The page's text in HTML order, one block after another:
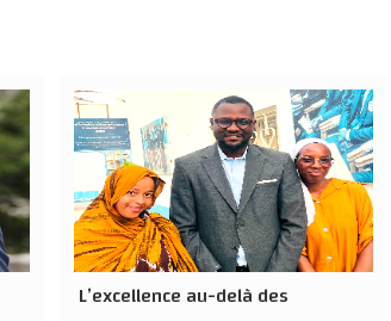
L’excellence au-delà des